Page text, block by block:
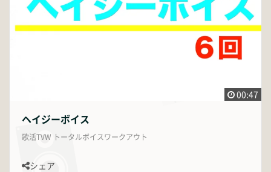
00:47
ヘイジーボイス
歌活TVW トータルボイスワークアウト
シェア